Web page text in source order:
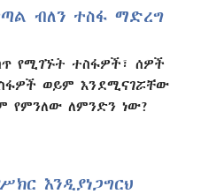
ብለን ተስፋ ማድረግ
የሚገኙት ተስፋዎች፣ ሰዎች
ወይም እንደሚናገሯቸው
የምንለው ለምንድን ነው?
እንዲያነጋግርህ